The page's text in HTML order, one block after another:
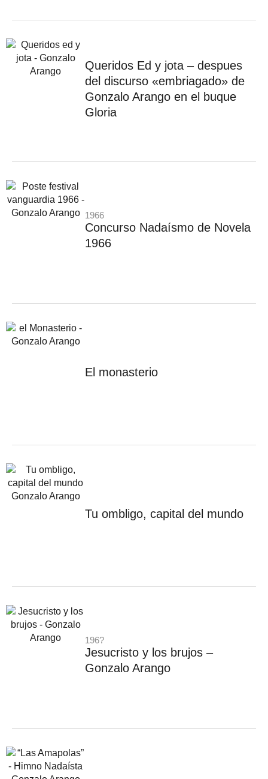
Queridos Ed y jota – despues
del discurso «embriagado» de
Gonzalo Arango en el buque
Gloria
1966
Concurso Nadaísmo de Novela
1966
El monasterio
Tu ombligo, capital del mundo
196?
Jesucristo y los brujos –
Gonzalo Arango